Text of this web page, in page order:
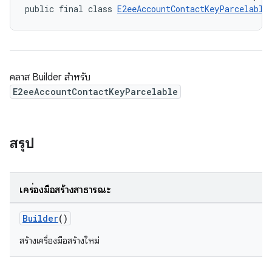
public final class
คลาส Builder สำหรับ
E2eeAccountContactKeyParcelable
สรุป
เครื่องมือสร้างสาธารณะ
Builder()
สร้างเครื่องมือสร้างใหม่